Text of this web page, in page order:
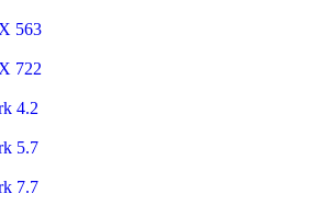
563
722
4.2
5.7
7.7